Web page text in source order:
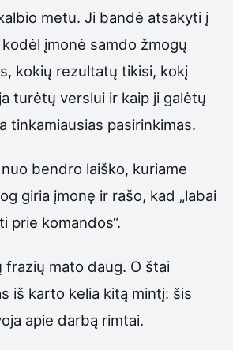
metu. Ji bandė atsakyti į
įmonė samdo žmogų
kokių rezultatų tikisi, kokį
turėtų verslui ir kaip ji galėtų
tinkamiausias pasirinkimas.
bendro laiško, kuriame
giria įmonę ir rašo, kad „labai
prie komandos“.
frazių mato daug. O štai
iš karto kelia kitą mintį: šis
apie darbą rimtai.